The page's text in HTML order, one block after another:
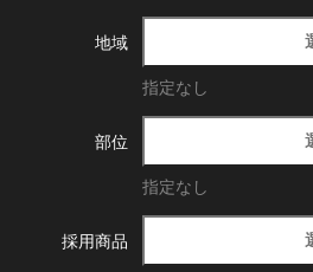
地域
指定なし
部位
指定なし
採用商品